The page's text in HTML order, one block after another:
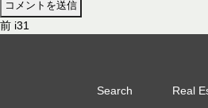
投
前 前
i31
Search Real